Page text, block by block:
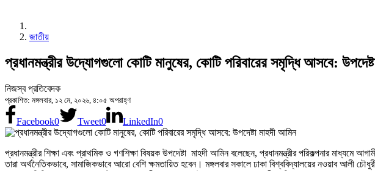
জাতীয়
প্রধানমন্ত্রীর উদ্যোগগুলো কোটি মানুষের, কোটি পরিবারের সমৃদ্ধি আসবে:
নিজস্ব প্রতিবেদক
প্রকাশিত: মঙ্গলবার, ১২ মে, ২০২৬, ৪:০৫ অপরাহ্ণ
Facebook0 Tweet0 LinkedIn0
প্রধানমন্ত্রীর শিক্ষা এবং প্রাথমিক ও গণশিক্ষা বিষয়ক উপদেষ্টা মাহদী আমিন বলেছেন, প্রধানমন্ত্রীর পরিকল্পনার মাধ্যমে
তারা অর্থনৈতিকভাবে, সামাজিকভাবে আরো বেশি ক্ষমতায়িত হবেন। মঙ্গলবার সকালে ঢাকা বিশ্ববিদ্যালয়ের নওয়াব আলী